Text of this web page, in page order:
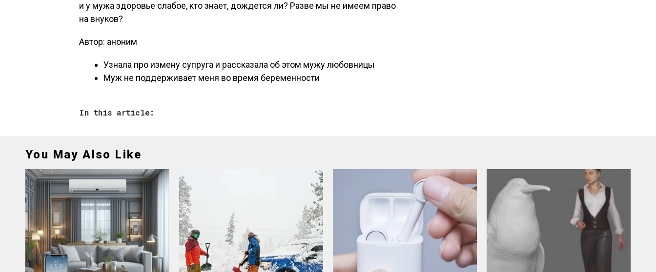
и у мужа здоровье слабое, кто знает, дождется ли? Разве мы не имеем право
на внуков?
Автор: аноним
Узнала про измену супруга и рассказала об этом мужу любовницы
Муж не поддерживает меня во время беременности
In this article:
You May Also Like